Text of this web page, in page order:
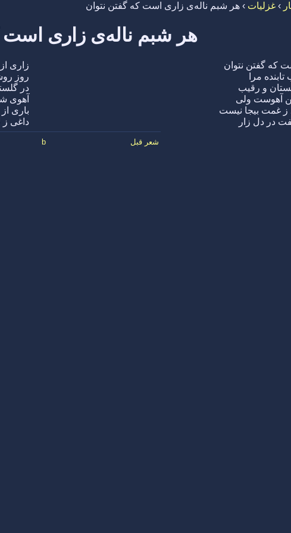
› غزلیات › هر شبم ناله‌ی زاری است که گفتن نتوان
هر شبم ناله‌ی زاری است
که گفتن نتوان
زاری
مرا
روز
و رقیب
در
آهوست ولی
آهوی
غمت بیجا نیست
باری
در دل زار
داغی ز
شعر قبل b